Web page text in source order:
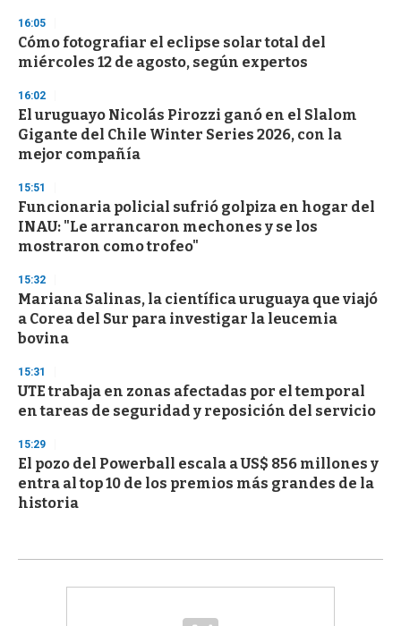
d
s
16:05
Cómo fotografiar el eclipse solar total del
miércoles 12 de agosto, según expertos
16:02
El uruguayo Nicolás Pirozzi ganó en el Slalom
Gigante del Chile Winter Series 2026, con la
mejor compañía
15:51
Funcionaria policial sufrió golpiza en hogar del
INAU: "Le arrancaron mechones y se los
mostraron como trofeo"
15:32
Mariana Salinas, la científica uruguaya que viajó
a Corea del Sur para investigar la leucemia
bovina
15:31
UTE trabaja en zonas afectadas por el temporal
en tareas de seguridad y reposición del servicio
15:29
El pozo del Powerball escala a US$ 856 millones y
entra al top 10 de los premios más grandes de la
historia